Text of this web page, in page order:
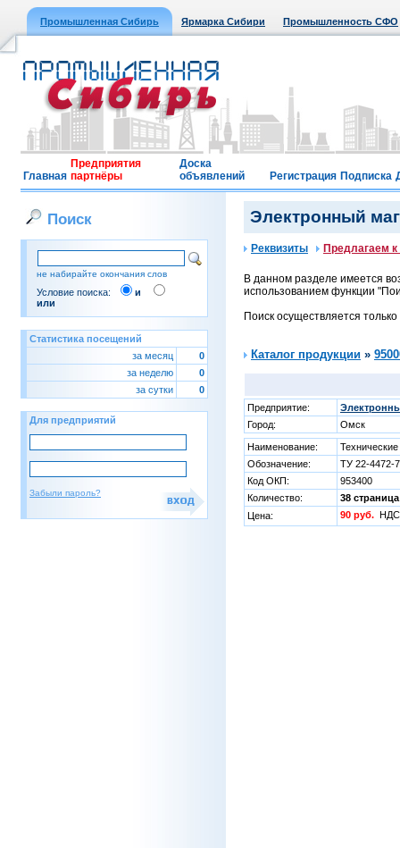
Промышленная Сибирь Ярмарка Сибири Промышленность СФО
Главная
Предприятия
партнёры
Доска
объявлений
Регистрация Подписка
Поиск
не набирайте окончания слов
Условие поиска:
и
или
Статистика посещений
за месяц
0
за неделю
0
за сутки
0
Для предприятий
Забыли пароль?
Электронный
Реквизиты Предлагаем
В данном разделе имеется
использованием функции
Поиск осуществляется
Каталог продукции »
Предприятие:
Город:
Омск
Наименование:
Обозначение:
ТУ 22-4472-
Код ОКП:
953400
Количество:
38 страница
Цена:
90 руб.